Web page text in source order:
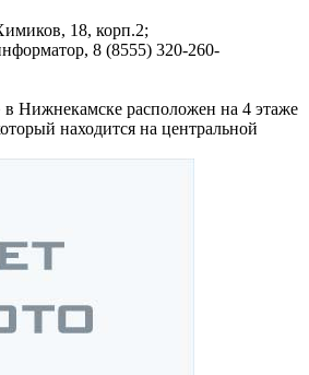
18, корп.2;
8 (8555) 320-260-
Нижнекамске расположен на 4 этаже
находится на центральной